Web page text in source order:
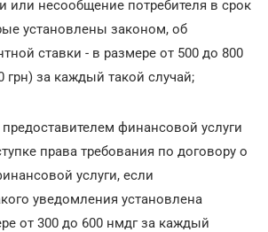
или несообщение потребителя в срок
установлены законом, об
ставки - в размере от 500 до 800
грн) за каждый такой случай;
финансовой услуги
права требования по договору о
услуги, если
уведомления установлена
от 300 до 600 нмдг за каждый